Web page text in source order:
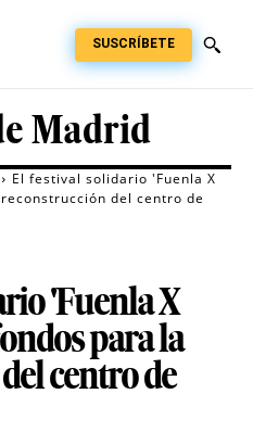
SUSCRÍBETE
Madrid
El festival solidario 'Fuenla X
del centro de
'Fuenla X
para la
centro de